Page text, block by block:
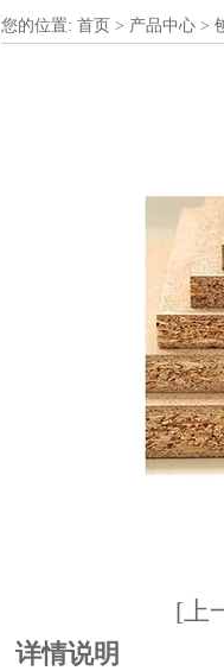
您的位置: 首页 > 产品中心 >
[上
详情说明